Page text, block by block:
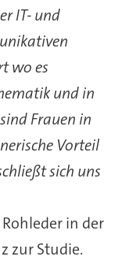
IT- und
wo es
und in
Frauen in
Vorteil
sich uns
in der
zur Studie.